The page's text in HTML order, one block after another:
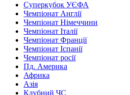
Суперкубок УЄФА
Чемпіонат Англії
Чемпіонат Німеччини
Чемпіонат Італії
Чемпіонат Франції
Чемпіонат Іспанії
Чемпіонат росії
Пд. Америка
Африка
Азія
Клубний ЧС